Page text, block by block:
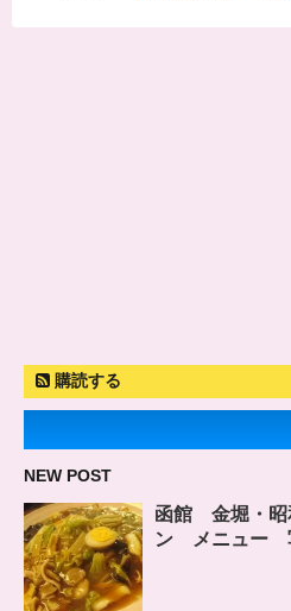
購読する
NEW POST
函館 金堀・
ン メニュー